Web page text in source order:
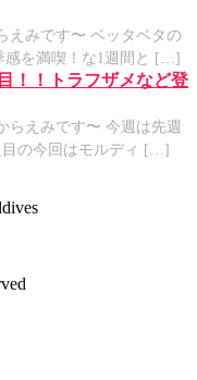
えみです〜 ベッタベタの
感を満喫！な1週間と […]
！！トラフザメなど登
らえみです〜 今週は先週
目の今回はモルディ […]